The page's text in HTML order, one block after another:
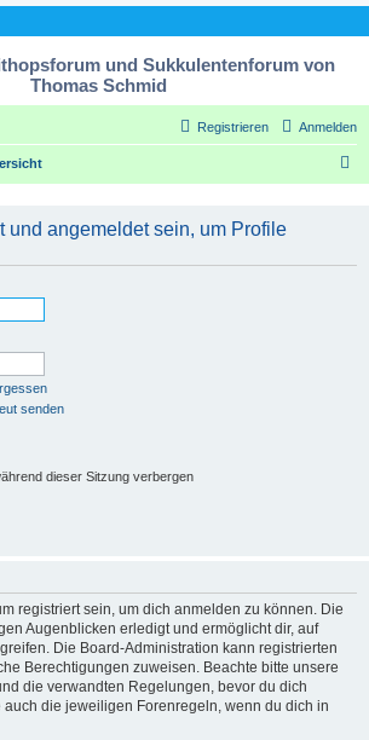
und Sukkulentenforum von
Thomas Schmid
Anmelden
Registrieren
und angemeldet sein, um Profile
senden
dieser Sitzung verbergen
registriert sein, um dich anmelden zu können. Die
Augenblicken erledigt und ermöglicht dir, auf
Die Board-Administration kann registrierten
Berechtigungen zuweisen. Beachte bitte unsere
die verwandten Regelungen, bevor du dich
auch die jeweiligen Forenregeln, wenn du dich in